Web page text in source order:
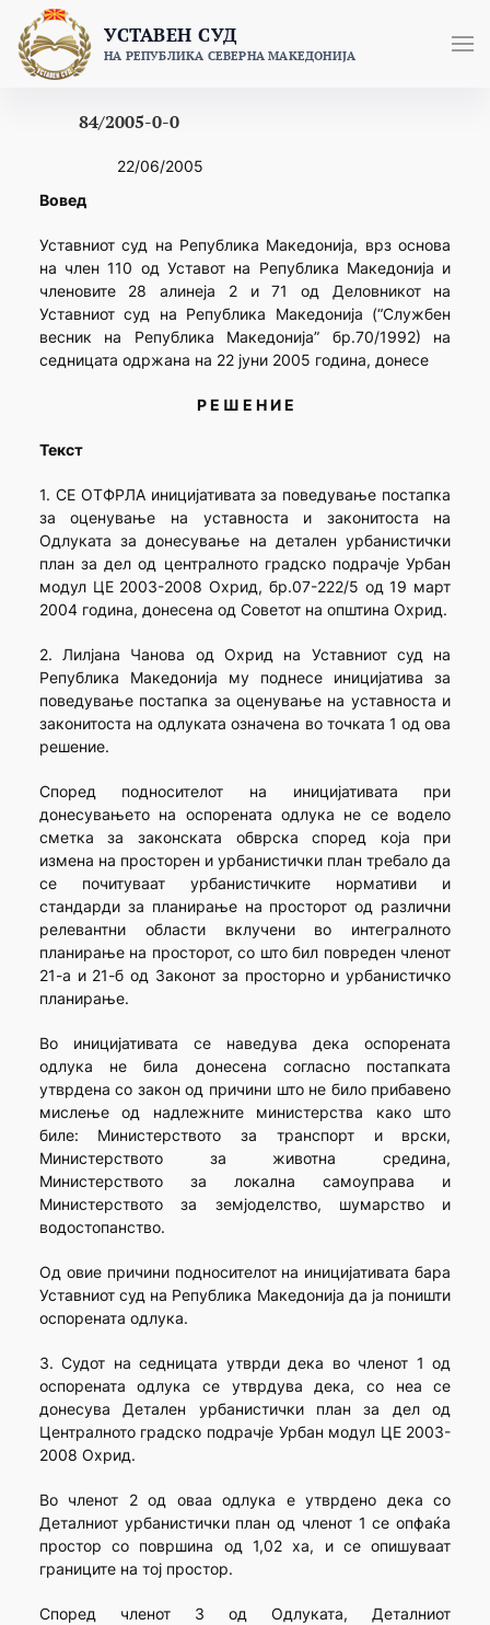
content
УСТАВЕН СУД
НА РЕПУБЛИКА СЕВЕРНА МАКЕДОНИЈА
84/2005-0-0
22/06/2005
Вовед
Уставниот суд на Република Македонија, врз основа
на член 110 од Уставот на Република Македонија и
членовите 28 алинеја 2 и 71 од Деловникот на
Уставниот суд на Република Македонија (“Службен
весник на Република Македонија” бр.70/1992) на
седницата одржана на 22 јуни 2005 година, донесе
Р Е Ш Е Н И Е
Текст
1. СЕ ОТФРЛА иницијативата за поведување постапка
за оценување на уставноста и законитоста на
Одлуката за донесување на детален урбанистички
план за дел од централното градско подрачје Урбан
модул ЦЕ 2003-2008 Охрид, бр.07-222/5 од 19 март
2004 година, донесена од Советот на општина Охрид.
2. Лилјана Чанова од Охрид на Уставниот суд на
Република Македонија му поднесе иницијатива за
поведување постапка за оценување на уставноста и
законитоста на одлуката означена во точката 1 од ова
решение.
Според подносителот на иницијативата при
донесувањето на оспорената одлука не се водело
сметка за законската обврска според која при
измена на просторен и урбанистички план требало да
се почитуваат урбанистичките нормативи и
стандарди за планирање на просторот од различни
релевантни области вклучени во интегралното
планирање на просторот, со што бил повреден членот
21-а и 21-б од Законот за просторно и урбанистичко
планирање.
Во иницијативата се наведува дека оспорената
одлука не била донесена согласно постапката
утврдена со закон од причини што не било прибавено
мислење од надлежните министерства како што
биле: Министерството за транспорт и врски,
Министерството за животна средина,
Министерството за локална самоуправа и
Министерството за земјоделство, шумарство и
водостопанство.
Од овие причини подносителот на иницијативата бара
Уставниот суд на Република Македонија да ја поништи
оспорената одлука.
3. Судот на седницата утврди дека во членот 1 од
оспорената одлука се утврдува дека, со неа се
донесува Детален урбанистички план за дел од
Централното градско подрачје Урбан модул ЦЕ 2003-
2008 Охрид.
Во членот 2 од оваа одлука е утврдено дека со
Деталниот урбанистички план од членот 1 се опфаќа
простор со површина од 1,02 ха, и се опишуваат
границите на тој простор.
Според членот 3 од Одлуката, Деталниот